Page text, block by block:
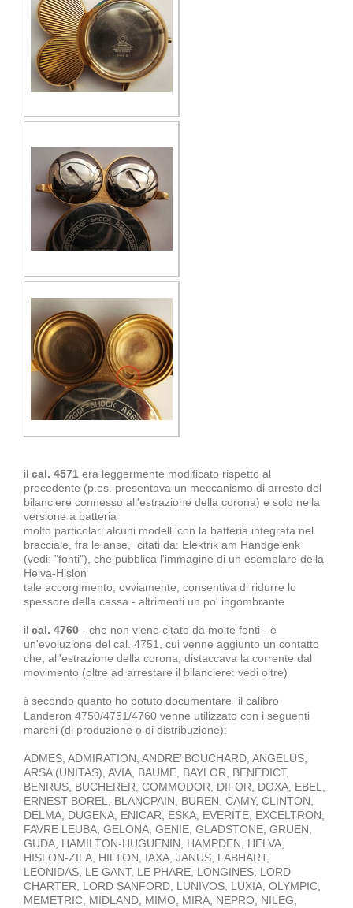
il cal. 4571 era leggermente modificato rispetto al
precedente (p.es. presentava un meccanismo di arresto del
bilanciere connesso all'estrazione della corona) e solo nella
versione a batteria
molto particolari alcuni modelli con la batteria integrata nel
bracciale, fra le anse, citati da: Elektrik am Handgelenk
(vedi: "fonti"), che pubblica l'immagine di un esemplare della
Helva-Hislon
tale accorgimento, ovviamente, consentiva di ridurre lo
spessore della cassa - altrimenti un po' ingombrante
il cal. 4760 - che non viene citato da molte fonti - è
un'evoluzione del cal. 4751, cui venne aggiunto un contatto
che, all'estrazione della corona, distaccava la corrente dal
movimento (oltre ad arrestare il bilanciere: vedi oltre)
à secondo quanto ho potuto documentare il calibro
Landeron 4750/4751/4760 venne utilizzato con i seguenti
marchi (di produzione o di distribuzione):
ADMES, ADMIRATION, ANDRE’ BOUCHARD, ANGELUS,
ARSA (UNITAS), AVIA, BAUME, BAYLOR, BENEDICT,
BENRUS, BUCHERER, COMMODOR, DIFOR, DOXA, EBEL,
ERNEST BOREL, BLANCPAIN, BUREN, CAMY, CLINTON,
DELMA, DUGENA, ENICAR, ESKA, EVERITE, EXCELTRON,
FAVRE LEUBA, GELONA, GENIE, GLADSTONE, GRUEN,
GUDA, HAMILTON-HUGUENIN, HAMPDEN, HELVA,
HISLON-ZILA, HILTON, IAXA, JANUS, LABHART,
LEONIDAS, LE GANT, LE PHARE, LONGINES, LORD
CHARTER, LORD SANFORD, LUNIVOS, LUXIA, OLYMPIC,
MEMETRIC, MIDLAND, MIMO, MIRA, NEPRO, NILEG,